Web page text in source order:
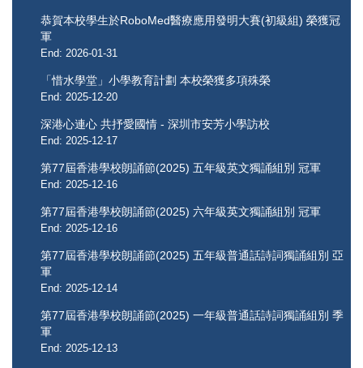
恭賀本校學生於RoboMed醫療應用發明大賽(初級組) 榮獲冠
軍
End: 2026-01-31
「惜水學堂」小學教育計劃 本校榮獲多項殊榮
End: 2025-12-20
深港心連心 共抒愛國情 - 深圳市安芳小學訪校
End: 2025-12-17
第77屆香港學校朗誦節(2025) 五年級英文獨誦組別 冠軍
End: 2025-12-16
第77屆香港學校朗誦節(2025) 六年級英文獨誦組別 冠軍
End: 2025-12-16
第77屆香港學校朗誦節(2025) 五年級普通話詩詞獨誦組別 亞
軍
End: 2025-12-14
第77屆香港學校朗誦節(2025) 一年級普通話詩詞獨誦組別 季
軍
End: 2025-12-13